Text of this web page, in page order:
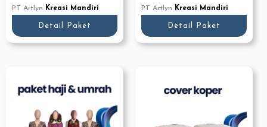
PT Artlyn Kreasi Mandiri
Detail Paket
PT Artlyn Kreasi Mandiri
Detail Paket